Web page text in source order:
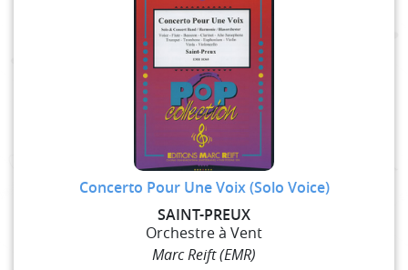
Concerto Pour Une Voix (Solo Voice)
SAINT-PREUX
Orchestre à Vent
Marc Reift (EMR)